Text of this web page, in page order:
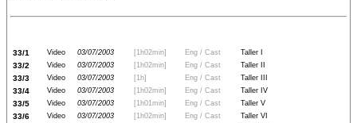
33/1 Video 03/07/2003 [1h02min] Eng / Cast Taller I
33/2 Video 03/07/2003 [1h02min] Eng / Cast Taller II
33/3 Video 03/07/2003 [1h] Eng / Cast Taller III
33/4 Video 03/07/2003 [1h02min] Eng / Cast Taller IV
33/5 Video 03/07/2003 [1h01min] Eng / Cast Taller V
33/6 Video 03/07/2003 [1h02min] Eng / Cast Taller VI